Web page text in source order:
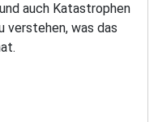
auch Katastrophen
verstehen, was das